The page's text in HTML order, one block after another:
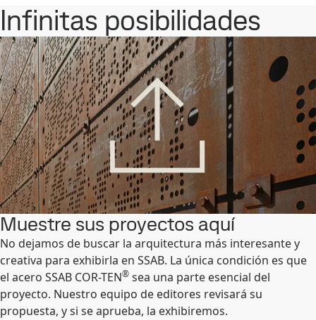
Infinitas posibilidades
Muestre sus proyectos aquí
No dejamos de buscar la arquitectura más interesante y
creativa para exhibirla en SSAB. La única condición es que
el acero SSAB COR-TEN® sea una parte esencial del
proyecto. Nuestro equipo de editores revisará su
propuesta, y si se aprueba, la exhibiremos.